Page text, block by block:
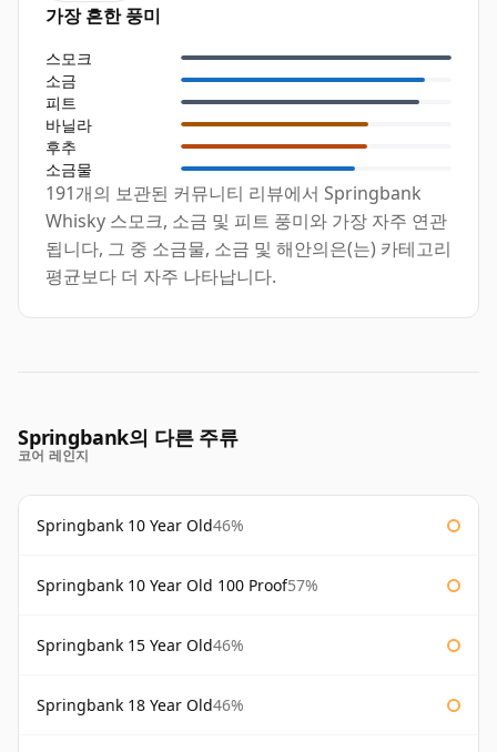
가장 흔한 풍미
스모크
소금
피트
바닐라
후추
소금물
191개의 보관된 커뮤니티 리뷰에서 Springbank
Whisky 스모크, 소금 및 피트 풍미와 가장 자주 연관
됩니다, 그 중 소금물, 소금 및 해안의은(는) 카테고리
평균보다 더 자주 나타납니다.
Springbank의 다른 주류
코어 레인지
Springbank 10 Year Old46%
Springbank 10 Year Old 100 Proof57%
Springbank 15 Year Old46%
Springbank 18 Year Old46%